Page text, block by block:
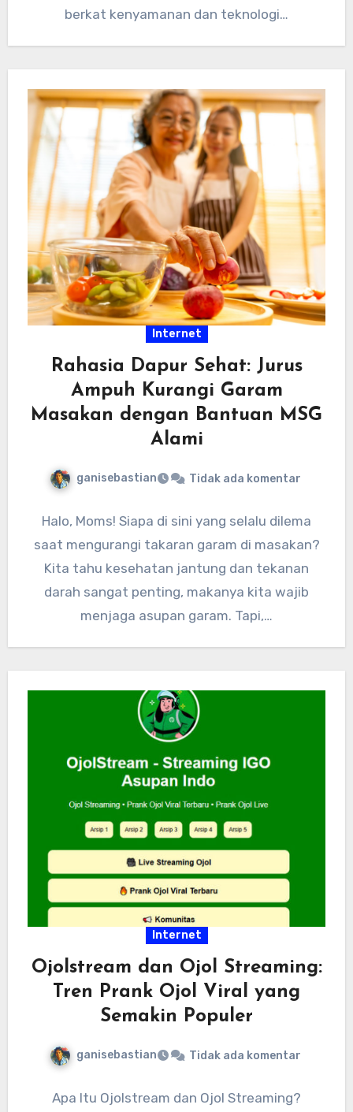
berkat kenyamanan dan teknologi…
Internet
Rahasia Dapur Sehat: Jurus
Ampuh Kurangi Garam
Masakan dengan Bantuan MSG
Alami
ganisebastian Tidak ada komentar
Halo, Moms! Siapa di sini yang selalu dilema
saat mengurangi takaran garam di masakan?
Kita tahu kesehatan jantung dan tekanan
darah sangat penting, makanya kita wajib
menjaga asupan garam. Tapi,…
Internet
Ojolstream dan Ojol Streaming:
Tren Prank Ojol Viral yang
Semakin Populer
ganisebastian Tidak ada komentar
Apa Itu Ojolstream dan Ojol Streaming?